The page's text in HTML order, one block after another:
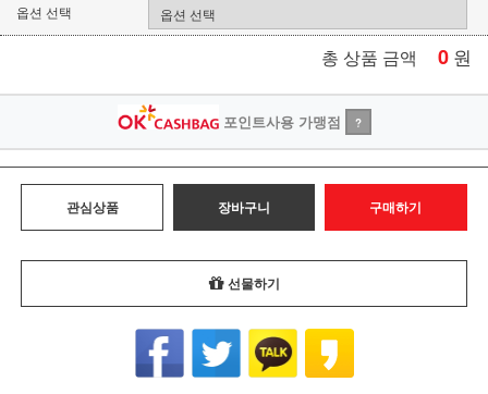
옵션 선택
총 상품 금액 0 원
포인트사용 가맹점 ?
관심상품 장바구니 구매하기
선물하기